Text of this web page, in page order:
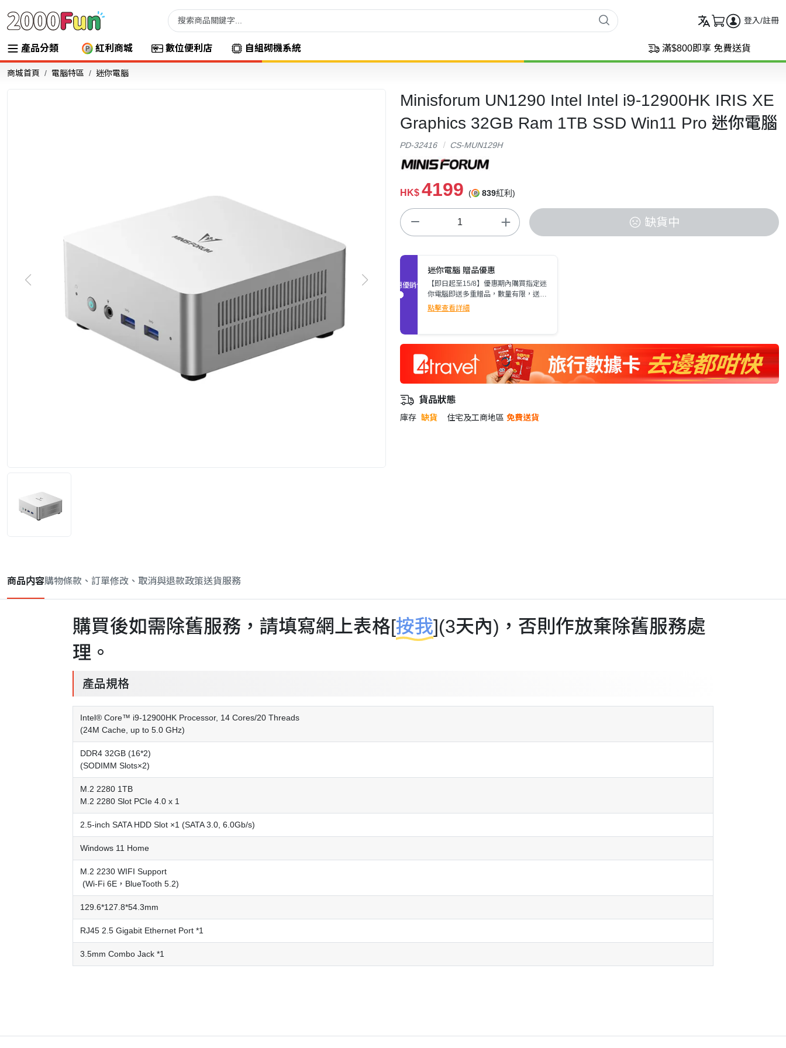
登入/註冊
產品分類 紅利商城 數位便利店 自組砌機系統 滿$800即享 免費送貨
商城首頁 電腦特區 迷你電腦
Minisforum UN1290 Intel Intel i9-12900HK IRIS XE
Graphics 32GB Ram 1TB SSD Win11 Pro 迷你電腦
PD-32416 CS-MUN129H
HK$ 4199 ( 839紅利)
缺貨中
促銷優惠
迷你電腦 贈品優惠
【即日起至15/8】優惠期內購買指定迷
你電腦即送多重贈品，數量有限，送完
即止。
點擊查看詳細
貨品狀態
庫存 缺貨 住宅及工商地區 免費送貨
商品内容購物條款、訂單修改、取消與退款政策送貨服務
購買後如需除舊服務，請填寫網上表格[按我](3天內)，否則作放棄除舊服務處
理。
產品規格
Intel® Core™ i9-12900HK Processor, 14 Cores/20 Threads
(24M Cache, up to 5.0 GHz)
DDR4 32GB (16*2)
(SODIMM Slots×2)
M.2 2280 1TB
M.2 2280 Slot PCIe 4.0 x 1
2.5-inch SATA HDD Slot ×1 (SATA 3.0, 6.0Gb/s)
Windows 11 Home
M.2 2230 WIFI Support
(Wi-Fi 6E，BlueTooth 5.2)
129.6*127.8*54.3mm
RJ45 2.5 Gigabit Ethernet Port *1
3.5mm Combo Jack *1